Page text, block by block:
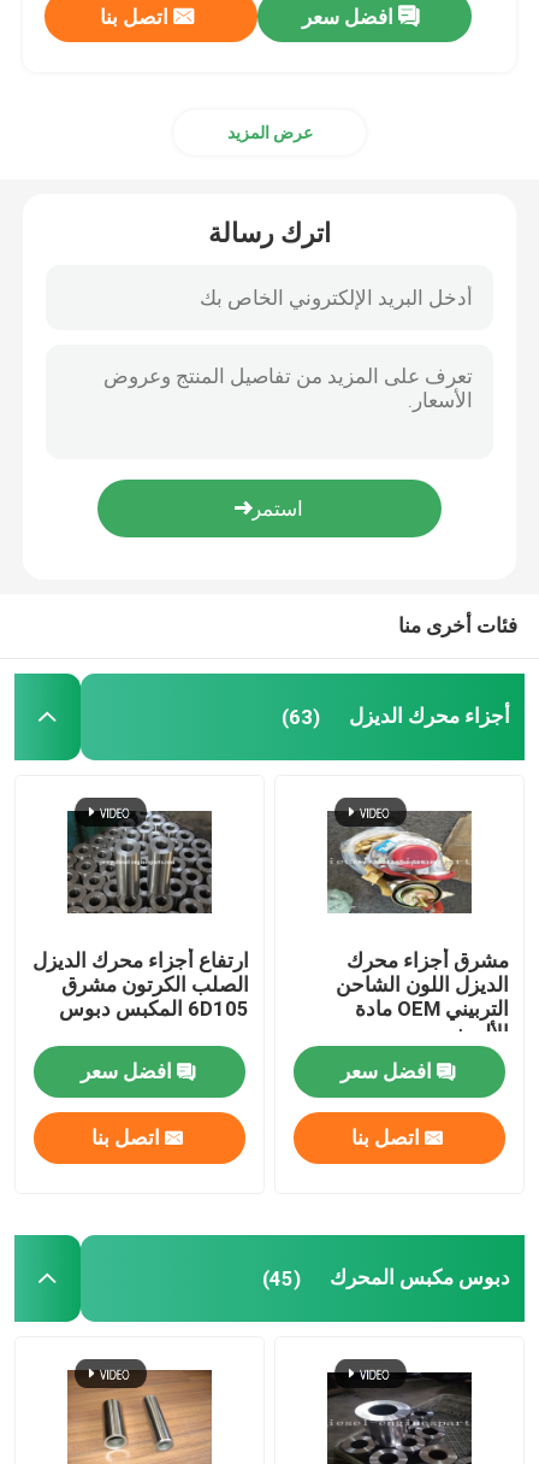
افضل سعر اتصل بنا
عرض المزيد
اترك رسالة
فئات أخرى منا
أجزاء محرك الديزل (63)
مشرق أجزاء محرك
الديزل اللون الشاحن
التربيني OEM مادة
الألومنيوم
افضل سعر
اتصل بنا
ارتفاع أجزاء محرك الديزل
الصلب الكرتون مشرق
6D105 المكبس دبوس
افضل سعر
اتصل بنا
دبوس مكبس المحرك (45)